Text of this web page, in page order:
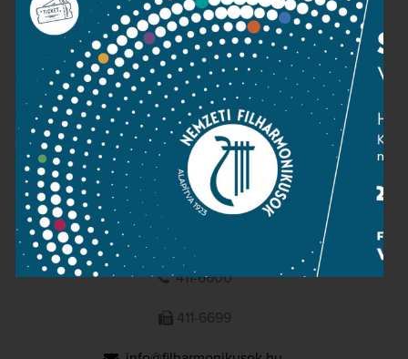
Adatvédelem
Impresszum
NEMZETI
FILHARMONIKUSOK
1095 Budapest, Komor Marcell u. 1. (Müpa)
411-6600
411-6699